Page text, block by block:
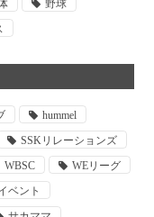
野球
hummel
SSKリレーションズ
WBSC
WEリーグ
ベント